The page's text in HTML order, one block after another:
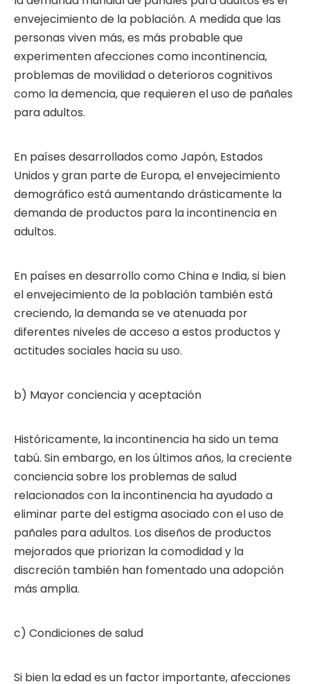
envejecimiento de la población. A medida que las
personas viven más, es más probable que
experimenten afecciones como incontinencia,
problemas de movilidad o deterioros cognitivos
como la demencia, que requieren el uso de pañales
para adultos.
En países desarrollados como Japón, Estados
Unidos y gran parte de Europa, el envejecimiento
demográfico está aumentando drásticamente la
demanda de productos para la incontinencia en
adultos.
En países en desarrollo como China e India, si bien
el envejecimiento de la población también está
creciendo, la demanda se ve atenuada por
diferentes niveles de acceso a estos productos y
actitudes sociales hacia su uso.
b) Mayor conciencia y aceptación
Históricamente, la incontinencia ha sido un tema
tabú. Sin embargo, en los últimos años, la creciente
conciencia sobre los problemas de salud
relacionados con la incontinencia ha ayudado a
eliminar parte del estigma asociado con el uso de
pañales para adultos. Los diseños de productos
mejorados que priorizan la comodidad y la
discreción también han fomentado una adopción
más amplia.
c) Condiciones de salud
Si bien la edad es un factor importante, afecciones